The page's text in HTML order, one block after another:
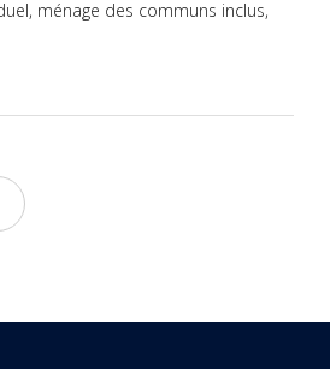
ménage des communs inclus,